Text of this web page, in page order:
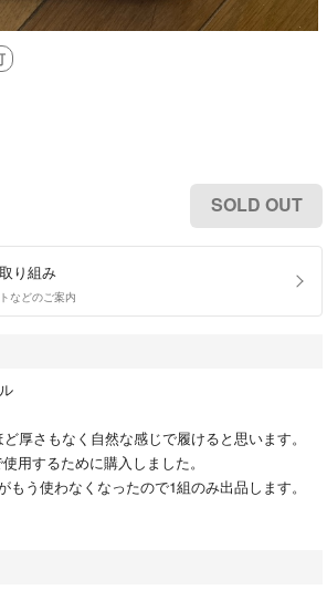
SOLD OUT
り組み
などのご案内
厚さもなく自然な感じで履けると思います。
用するために購入しました。
もう使わなくなったので1組のみ出品します。